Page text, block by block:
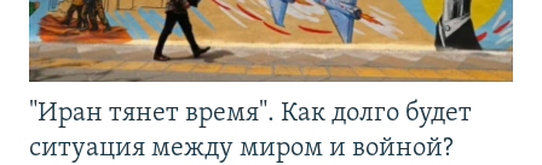
"Иран тянет время". Как долго будет
ситуация между миром и войной?